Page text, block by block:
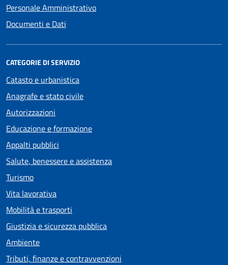
Personale Amministrativo
Documenti e Dati
CATEGORIE DI SERVIZIO
Catasto e urbanistica
Anagrafe e stato civile
Autorizzazioni
Educazione e formazione
Appalti pubblici
Salute, benessere e assistenza
Turismo
Vita lavorativa
Mobilità e trasporti
Giustizia e sicurezza pubblica
Ambiente
Tributi, finanze e contravvenzioni